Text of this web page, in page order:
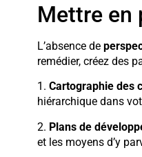
Mettre en
L’absence de
remédier, créez des
1. Cartographie des
hiérarchique dans
2. Plans de
et les moyens d’y